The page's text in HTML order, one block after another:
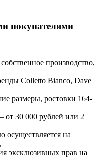
покупателями
производство,
Colletto Bianco, Dave
размеры, ростовки 164-
от 30 000 рублей или 2
осуществляется на
эксклюзивных прав на